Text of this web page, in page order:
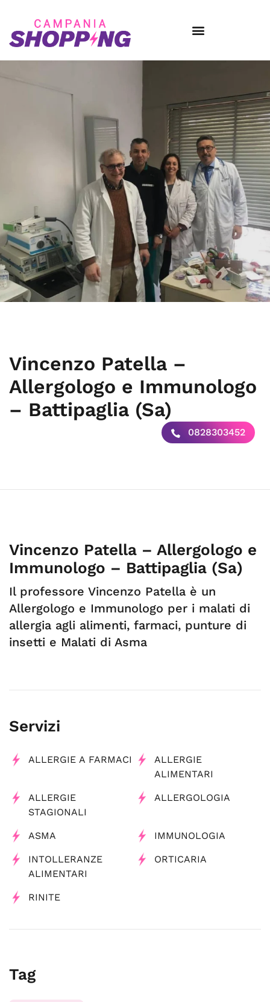
Vincenzo Patella –
Allergologo e Immunologo
– Battipaglia (Sa)
0828303452
Vincenzo Patella – Allergologo e
Immunologo – Battipaglia (Sa)
Il professore Vincenzo Patella è un
Allergologo e Immunologo per i malati di
allergia agli alimenti, farmaci, punture di
insetti e Malati di Asma
Servizi
ALLERGIE A FARMACI
ALLERGIE
ALIMENTARI
ALLERGIE
STAGIONALI
ALLERGOLOGIA
ASMA IMMUNOLOGIA
INTOLLERANZE
ALIMENTARI
ORTICARIA
RINITE
Tag